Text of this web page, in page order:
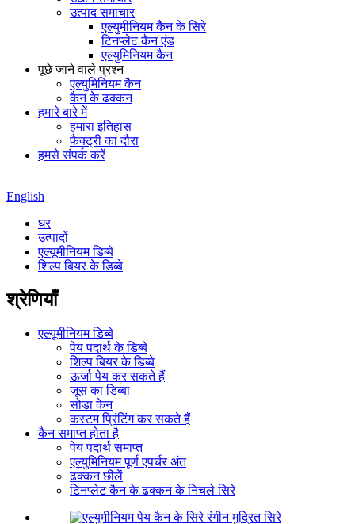
उत्पाद समाचार
एल्युमीनियम कैन के सिरे
टिनप्लेट कैन एंड
एल्युमिनियम कैन
पूछे जाने वाले प्रश्न
एल्युमिनियम कैन
कैन के ढक्कन
हमारे बारे में
हमारा इतिहास
फैक्ट्री का दौरा
हमसे संपर्क करें
English
घर
उत्पादों
एल्यूमीनियम डिब्बे
शिल्प बियर के डिब्बे
श्रेणियाँ
एल्यूमीनियम डिब्बे
पेय पदार्थ के डिब्बे
शिल्प बियर के डिब्बे
ऊर्जा पेय कर सकते हैं
जूस का डिब्बा
सोडा केन
कस्टम प्रिंटिंग कर सकते हैं
कैन समाप्त होता है
पेय पदार्थ समाप्त
एल्युमिनियम पूर्ण एपर्चर अंत
ढक्कन छीलें
टिनप्लेट कैन के ढक्कन के निचले सिरे